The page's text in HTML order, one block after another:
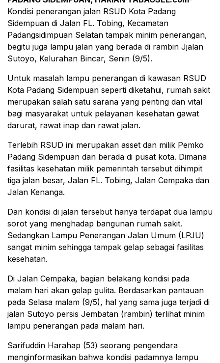
Kondisi penerangan jalan RSUD Kota Padang
Sidempuan di Jalan FL. Tobing, Kecamatan
Padangsidimpuan Selatan tampak minim penerangan,
begitu juga lampu jalan yang berada di rambin Jjalan
Sutoyo, Kelurahan Bincar, Senin (9/5).
Untuk masalah lampu penerangan di kawasan RSUD
Kota Padang Sidempuan seperti diketahui, rumah sakit
merupakan salah satu sarana yang penting dan vital
bagi masyarakat untuk pelayanan kesehatan gawat
darurat, rawat inap dan rawat jalan.
Terlebih RSUD ini merupakan asset dan milik Pemko
Padang Sidempuan dan berada di pusat kota. Dimana
fasilitas kesehatan milik pemerintah tersebut dihimpit
tiga jalan besar, Jalan FL. Tobing, Jalan Cempaka dan
Jalan Kenanga.
Dan kondisi di jalan tersebut hanya terdapat dua lampu
sorot yang menghadap bangunan rumah sakit.
Sedangkan Lampu Penerangan Jalan Umum (LPJU)
sangat minim sehingga tampak gelap sebagai fasilitas
kesehatan.
Di Jalan Cempaka, bagian belakang kondisi pada
malam hari akan gelap gulita. Berdasarkan pantauan
pada Selasa malam (9/5), hal yang sama juga terjadi di
jalan Sutoyo persis Jembatan (rambin) terlihat minim
lampu penerangan pada malam hari.
Sarifuddin Harahap (53) seorang pengendara
menginformasikan bahwa kondisi padamnya lampu